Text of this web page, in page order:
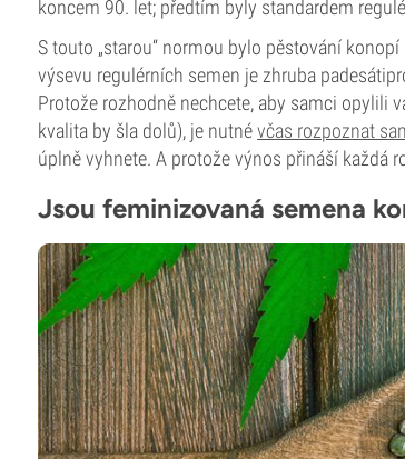
koncem 90. let; předtím byly standardem
S touto „starou“ normou bylo pěstování
výsevu regulérních semen je zhruba
Protože rozhodně nechcete, aby samci opylili
kvalita by šla dolů), je nutnévčas rozpoznat
úplně vyhnete. A protože výnos přináší každá
Jsou feminizovaná semena